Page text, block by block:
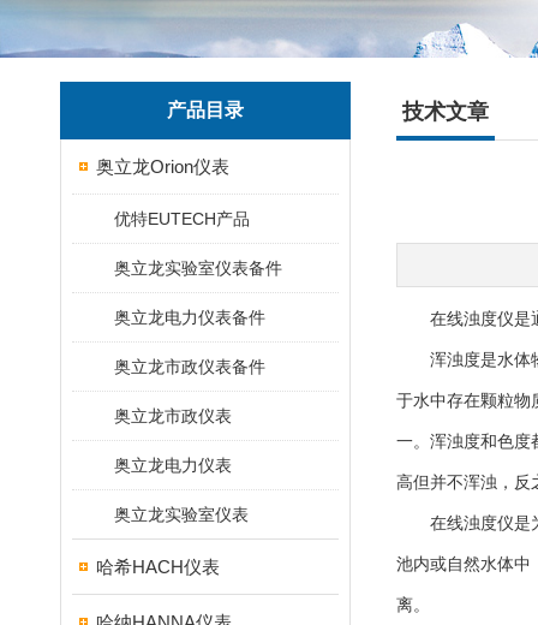
产品目录
奥立龙Orion仪表
优特EUTECH产品
奥立龙实验室仪表备件
奥立龙电力仪表备件
奥立龙市政仪表备件
奥立龙市政仪表
奥立龙电力仪表
奥立龙实验室仪表
哈希HACH仪表
技术文章
在线浊度仪是通
浑浊度是水体物
于水中存在颗粒物
一。浑浊度和色度
高但并不浑浊，反
在线浊度仪是为
池内或自然水体中
离。